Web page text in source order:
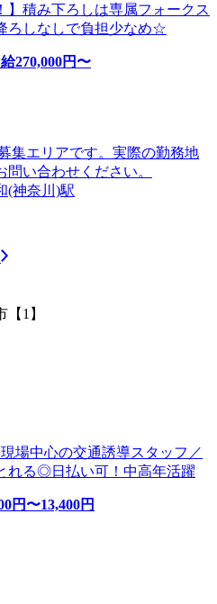
】積み下ろしは専属フォークス
ろしなしで負担少なめ☆
270,000円〜
集エリアです。実際の勤務地
い合わせください。
(神奈川)駅
1】
場中心の交通誘導スタッフ／
れる◎日払い可！中高年活躍
円〜13,400円